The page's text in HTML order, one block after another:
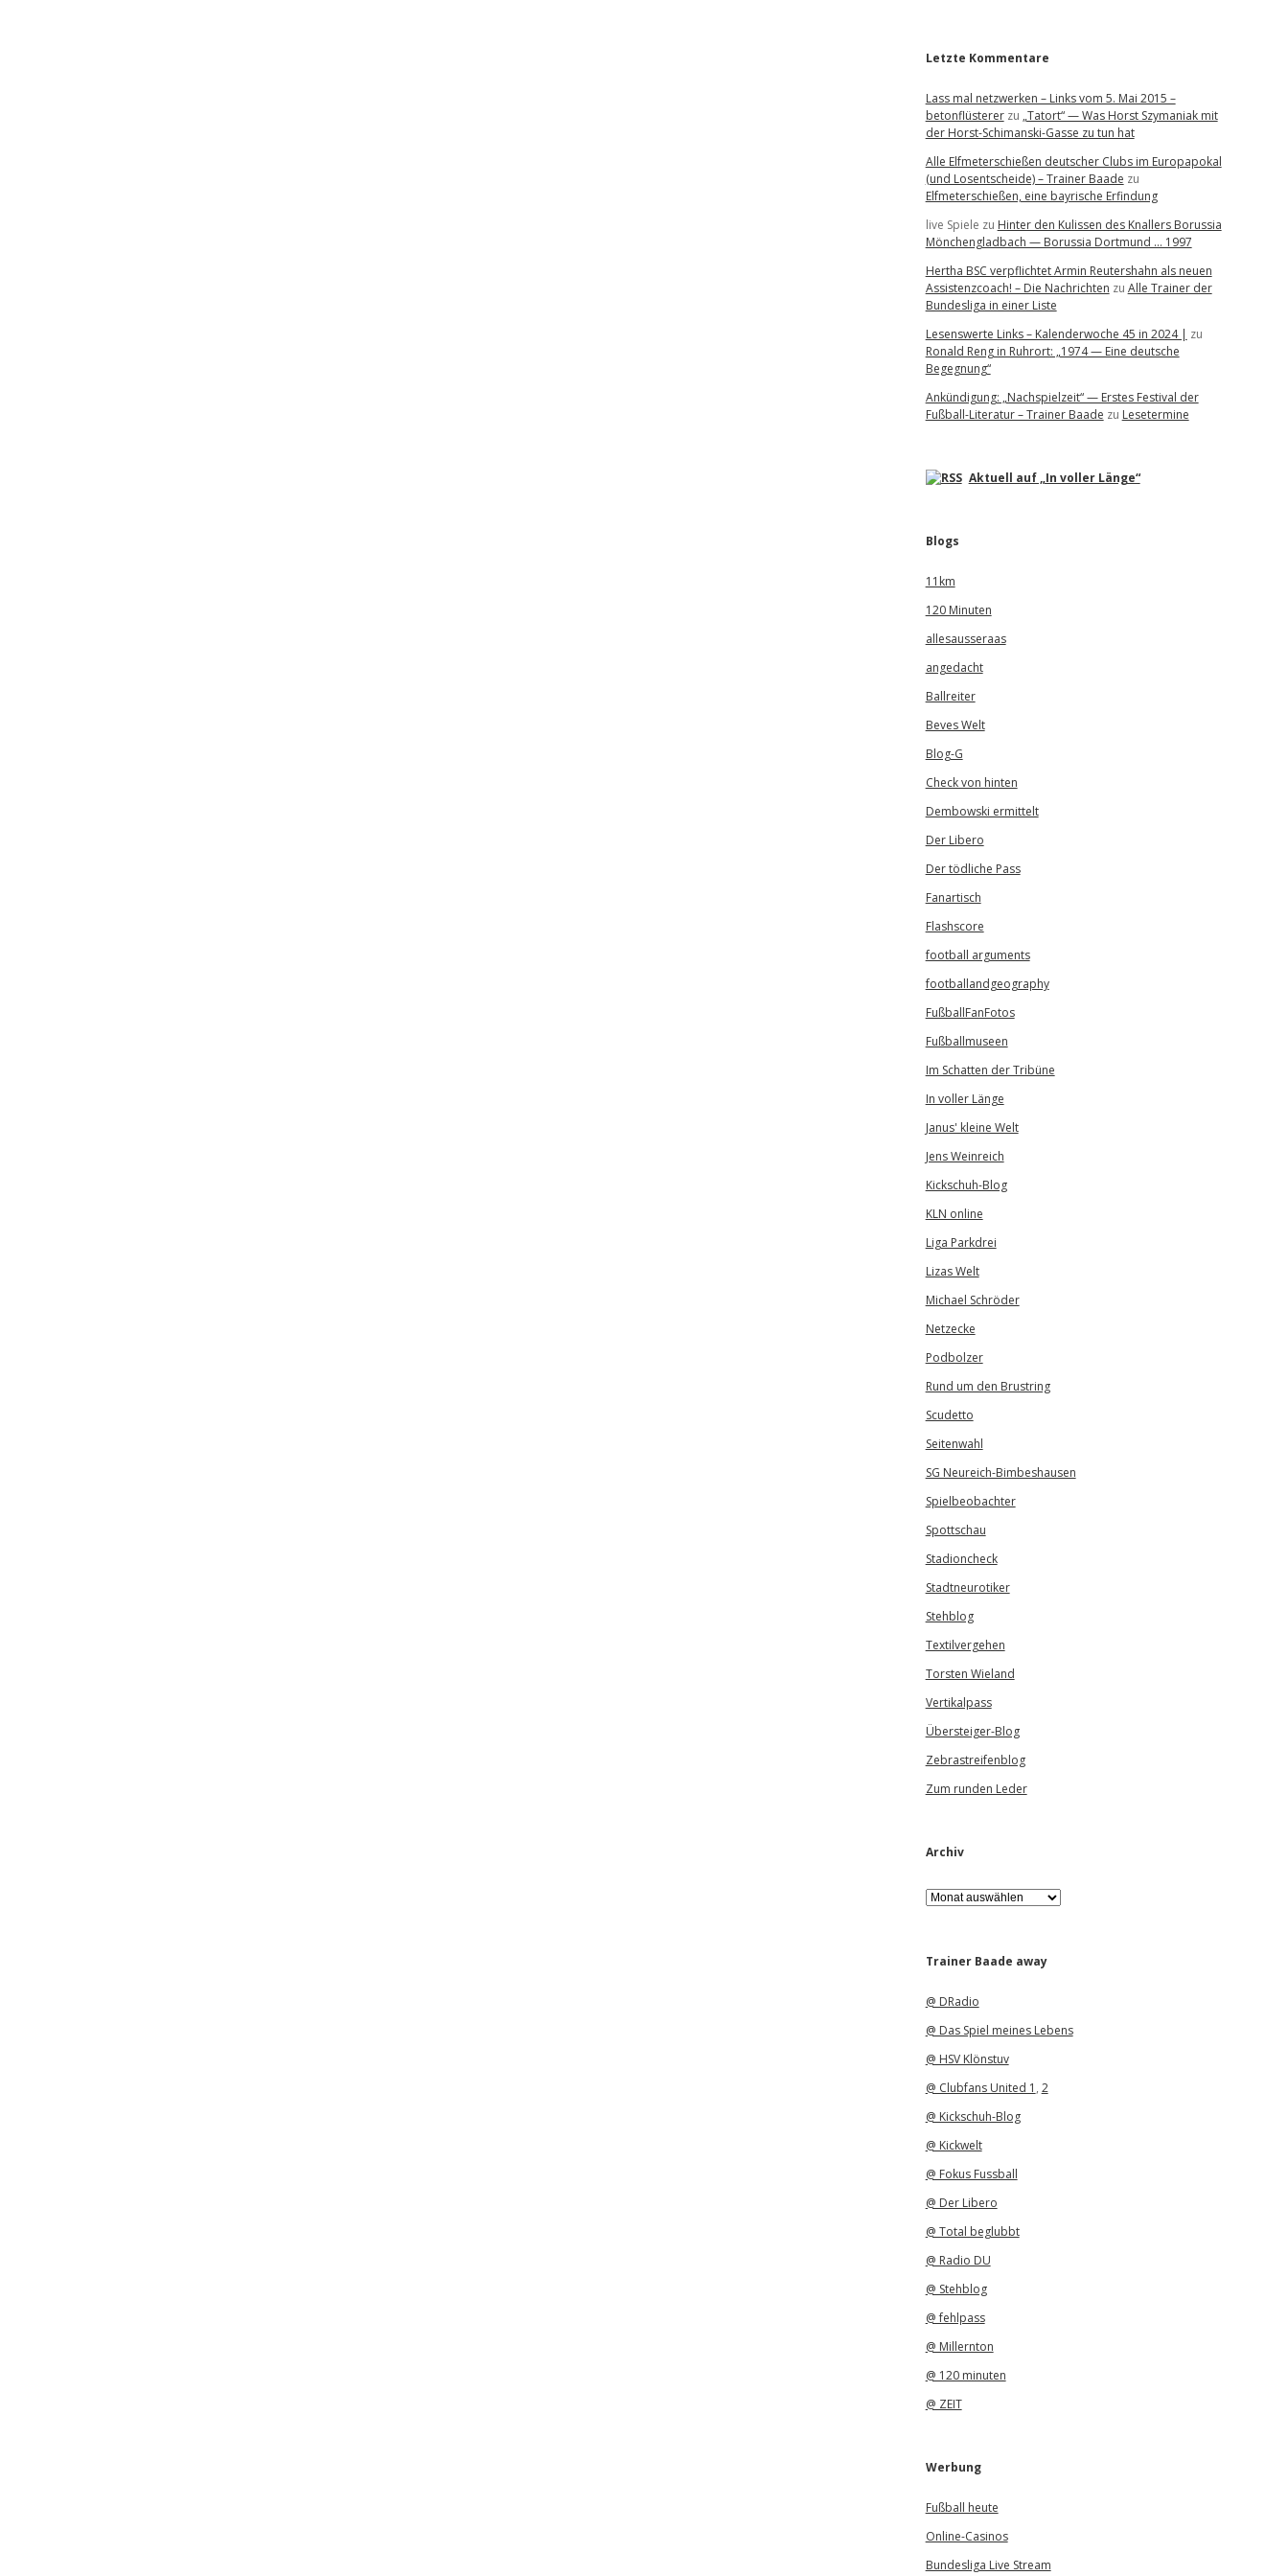
Letzte Kommentare
Lass mal netzwerken – Links vom 5. Mai 2015 –
betonflüstererzu „Tatort“ — Was Horst Szymaniak mit
der Horst-Schimanski-Gasse zu tun hat
Alle Elfmeterschießen deutscher Clubs im Europapokal
(und Losentscheide) – Trainer Baade zu
Elfmeterschießen, eine bayrische Erfindung
live Spiele zu Hinter den Kulissen des Knallers Borussia
Mönchengladbach — Borussia Dortmund … 1997
Hertha BSC verpflichtet Armin Reutershahn als neuen
Assistenzcoach! – Die Nachrichten zu Alle Trainer der
Bundesliga in einer Liste
Lesenswerte Links – Kalenderwoche 45 in 2024 | zu
Ronald Reng in Ruhrort: „1974 — Eine deutsche
Begegnung“
Ankündigung: „Nachspielzeit“ — Erstes Festival der
Fußball-Literatur – Trainer Baade zu Lesetermine
Aktuell auf „In voller Länge“
Blogs
11km
120 Minuten
allesausseraas
angedacht
Ballreiter
Beves Welt
Blog-G
Check von hinten
Dembowski ermittelt
Der Libero
Der tödliche Pass
Fanartisch
Flashscore
football arguments
footballandgeography
FußballFanFotos
Fußballmuseen
Im Schatten der Tribüne
In voller Länge
Janus' kleine Welt
Jens Weinreich
Kickschuh-Blog
KLN online
Liga Parkdrei
Lizas Welt
Michael Schröder
Netzecke
Podbolzer
Rund um den Brustring
Scudetto
Seitenwahl
SG Neureich-Bimbeshausen
Spielbeobachter
Spottschau
Stadioncheck
Stadtneurotiker
Stehblog
Textilvergehen
Torsten Wieland
Vertikalpass
Übersteiger-Blog
Zebrastreifenblog
Zum runden Leder
Archiv
A
r
iTrainer Baade away
@ DRadio
@ Das Spiel meines Lebens
@ HSV Klönstuv
@ Clubfans United 1 , 2
@ Kickschuh-Blog
@ Kickwelt
@ Fokus Fussball
@ Der Libero
@ Total beglubbt
@ Radio DU
@ Stehblog
@ fehlpass
@ Millernton
@ 120 minuten
@ ZEIT
Werbung
Fußball heute
Online-Casinos
Bundesliga Live Stream